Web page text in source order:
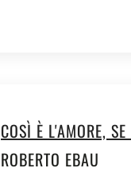
COSÌ È L'AMORE,
ROBERTO EBAU